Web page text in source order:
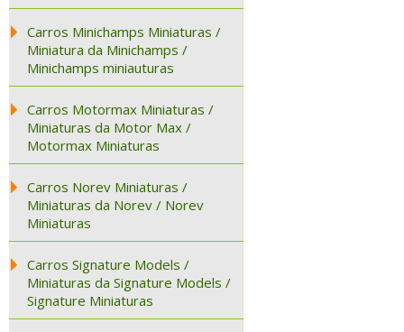
Carros Minichamps Miniaturas /
Miniatura da Minichamps /
Minichamps miniauturas
Carros Motormax Miniaturas /
Miniaturas da Motor Max /
Motormax Miniaturas
Carros Norev Miniaturas /
Miniaturas da Norev / Norev
Miniaturas
Carros Signature Models /
Miniaturas da Signature Models /
Signature Miniaturas